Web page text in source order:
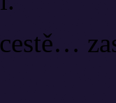
cestě…